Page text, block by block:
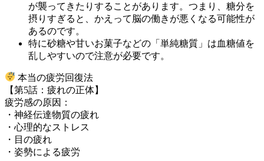
が襲ってきたりすることがあります。つまり、糖分を
摂りすぎると、かえって脳の働きが悪くなる可能性が
あるのです。
特に砂糖や甘いお菓子などの「単純糖質」は血糖値を
乱しやすいので注意が必要です。
本当の疲労回復法
【第5話：疲れの正体】
疲労感の原因：
・神経伝達物質の疲れ
・心理的なストレス
・目の疲れ
・姿勢による疲労